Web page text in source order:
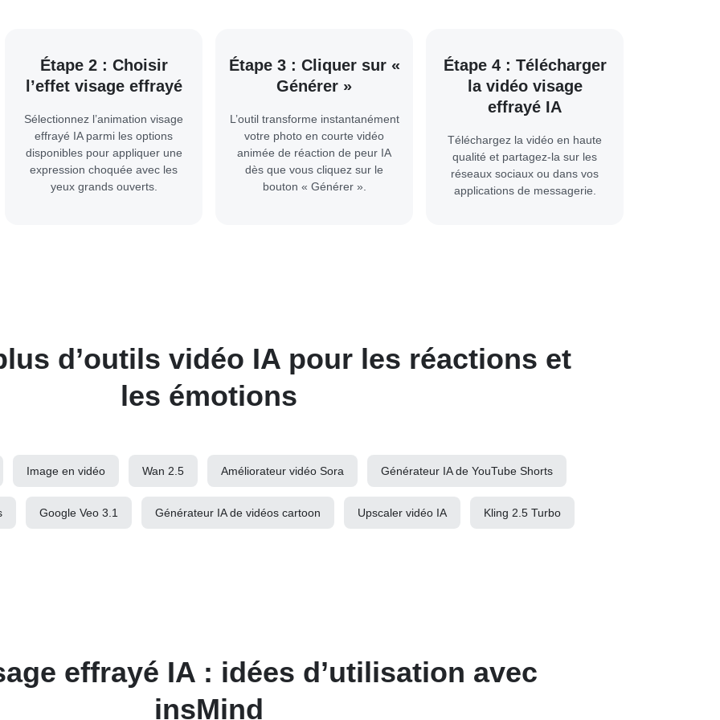
Étape 2 : Choisir
l’effet visage effrayé
Sélectionnez l’animation visage
effrayé IA parmi les options
disponibles pour appliquer une
expression choquée avec les
yeux grands ouverts.
Étape 3 : Cliquer sur «
Générer »
L’outil transforme instantanément
votre photo en courte vidéo
animée de réaction de peur IA
dès que vous cliquez sur le
bouton « Générer ».
Étape 4 : Télécharger
la vidéo visage
effrayé IA
Téléchargez la vidéo en haute
qualité et partagez-la sur les
réseaux sociaux ou dans vos
applications de messagerie.
d’outils vidéo IA pour les réactions et
les émotions
Image en vidéo Wan 2.5 Améliorateur vidéo Sora Générateur IA de YouTube Shorts
Google Veo 3.1 Générateur IA de vidéos cartoon Upscaler vidéo IA Kling 2.5 Turbo
effrayé IA : idées d’utilisation avec
insMind